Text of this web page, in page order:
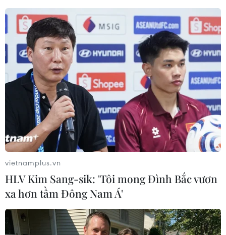
#Ngộ độc #Lươn nướng
#Nihonbashi Isesada
Nhật Bản
Theo dõi VietnamPlus
TIN LIÊN QUAN
vietnamplus.vn
HLV Kim Sang-sik: 'Tôi mong Đình Bắc vươn
xa hơn tầm Đông Nam Á'